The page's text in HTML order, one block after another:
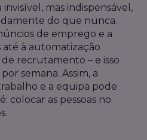
mas indispensável,
do que nunca.
de emprego e a
à automatização
recrutamento – e isso
semana. Assim, a
e a equipa pode
é: colocar as pessoas no